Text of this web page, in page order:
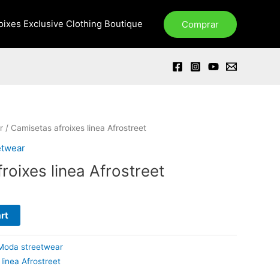
Exclusive Clothing Boutique Comprar
/ Camisetas afroixes linea Afrostreet
linea Afrostreet
streetwear
Afrostreet